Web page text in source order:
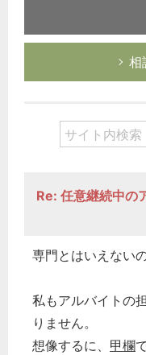
相
Re: 任意継続中の
専門とはいえない
私もアルバイトの
りません。
想像するに、 甲欄